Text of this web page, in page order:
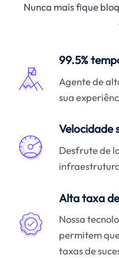
Nunca mais fique
99.5%
Agente de
sua
Velocidade
Desfrute de
Alta taxa
Nossa
permitem
taxas de